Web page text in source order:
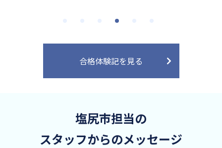
合格体験記を見る
塩尻市担当の
スタッフからのメッセージ